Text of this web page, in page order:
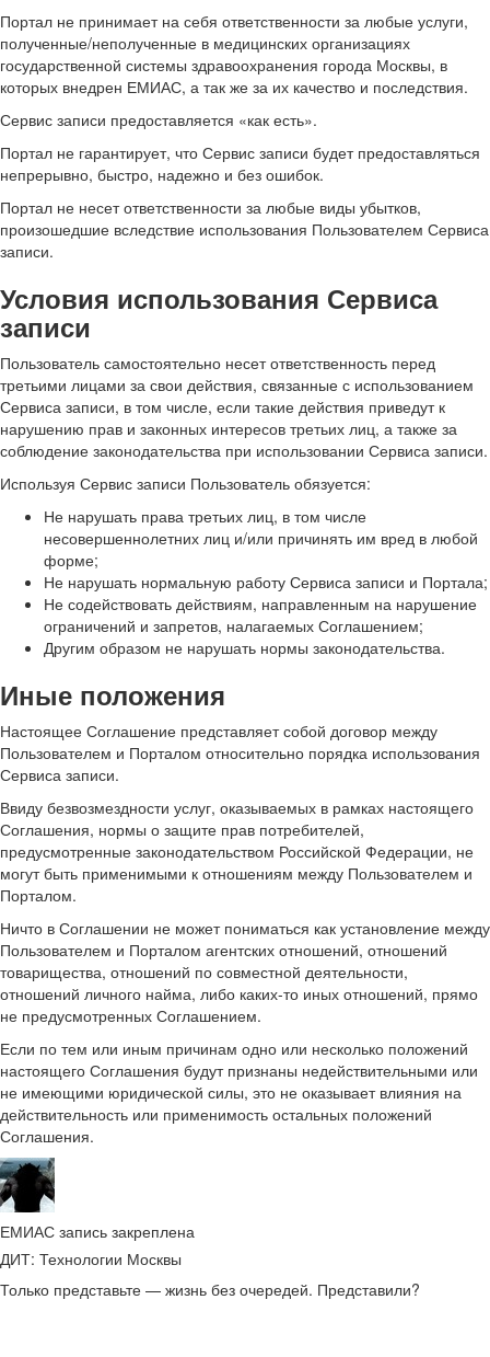
Портал не принимает на себя ответственности за любые услуги,
полученные/неполученные в медицинских организациях
государственной системы здравоохранения города Москвы, в
которых внедрен ЕМИАС, а так же за их качество и последствия.
Сервис записи предоставляется «как есть».
Портал не гарантирует, что Сервис записи будет предоставляться
непрерывно, быстро, надежно и без ошибок.
Портал не несет ответственности за любые виды убытков,
произошедшие вследствие использования Пользователем Сервиса
записи.
Условия использования Сервиса
записи
Пользователь самостоятельно несет ответственность перед
третьими лицами за свои действия, связанные с использованием
Сервиса записи, в том числе, если такие действия приведут к
нарушению прав и законных интересов третьих лиц, а также за
соблюдение законодательства при использовании Сервиса записи.
Используя Сервис записи Пользователь обязуется:
Не нарушать права третьих лиц, в том числе
несовершеннолетних лиц и/или причинять им вред в любой
форме;
Не нарушать нормальную работу Сервиса записи и Портала;
Не содействовать действиям, направленным на нарушение
ограничений и запретов, налагаемых Соглашением;
Другим образом не нарушать нормы законодательства.
Иные положения
Настоящее Соглашение представляет собой договор между
Пользователем и Порталом относительно порядка использования
Сервиса записи.
Ввиду безвозмездности услуг, оказываемых в рамках настоящего
Соглашения, нормы о защите прав потребителей,
предусмотренные законодательством Российской Федерации, не
могут быть применимыми к отношениям между Пользователем и
Порталом.
Ничто в Соглашении не может пониматься как установление между
Пользователем и Порталом агентских отношений, отношений
товарищества, отношений по совместной деятельности,
отношений личного найма, либо каких-то иных отношений, прямо
не предусмотренных Соглашением.
Если по тем или иным причинам одно или несколько положений
настоящего Соглашения будут признаны недействительными или
не имеющими юридической силы, это не оказывает влияния на
действительность или применимость остальных положений
Соглашения.
ЕМИАС запись закреплена
ДИТ: Технологии Москвы
Только представьте — жизнь без очередей. Представили?